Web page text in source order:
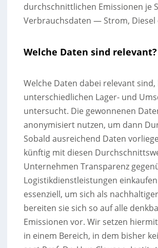
durchschnittlichen Emissionen je
Verbrauchsdaten — Strom,
Welche Daten sind relevant?
Welche Daten dabei relevant
unterschiedlichen Lager- und
untersucht. Die gewonnenen
anonymisiert nutzen, um dann
Sobald ausreichend Daten
künftig mit diesen
Unternehmen Transparenz
Logistikdienstleistungen
essenziell, um sich als
bereiten sie sich so auf alle
Emissionen vor. Wir setzen
in einem Bereich, in dem bisher